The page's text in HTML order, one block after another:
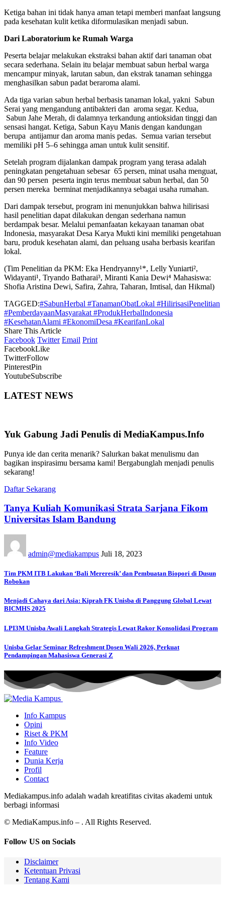
Ketiga bahan ini tidak hanya aman tetapi memberi manfaat langsung
pada kesehatan kulit ketika diformulasikan menjadi sabun.
Dari Laboratorium ke Rumah Warga
Peserta belajar melakukan ekstraksi bahan aktif dari tanaman obat
secara sederhana. Selain itu belajar membuat sabun herbal warga
mencampur minyak, larutan sabun, dan ekstrak tanaman sehingga
menghasilkan sabun padat beraroma alami.
Ada tiga varian sabun herbal berbasis tanaman lokal, yakni Sabun
Serai yang mengandung antibakteri dan aroma segar. Kedua,
Sabun Jahe Merah, di dalamnya terkandung antioksidan tinggi dan
sensasi hangat. Ketiga, Sabun Kayu Manis dengan kandungan
berupa antijamur dan aroma manis pedas. Semua varian tersebut
memiliki pH 5–6 sehingga aman untuk kulit sensitif.
Setelah program dijalankan dampak program yang terasa adalah
peningkatan pengetahuan sebesar 65 persen, minat usaha menguat,
dan 90 persen peserta ingin terus membuat sabun herbal, dan 50
persen mereka berminat menjadikannya sebagai usaha rumahan.
Dari dampak tersebut, program ini menunjukkan bahwa hilirisasi
hasil penelitian dapat dilakukan dengan sederhana namun
berdampak besar. Melalui pemanfaatan kekayaan tanaman obat
Indonesia, masyarakat Desa Karya Mukti kini memiliki pengetahuan
baru, produk kesehatan alami, dan peluang usaha berbasis kearifan
lokal.
(Tim Penelitian da PKM: Eka Hendryanny¹*, Lelly Yuniarti²,
Widayanti¹, Tryando Batharai³, Miranti Kania Dewi⁴ Mahasiswa:
Shofia Aristina Dewi, Safira, Zahra, Taharan, Imtisal, dan Hikmal)
TAGGED:#SabunHerbal #TanamanObatLokal #HilirisasiPenelitian
#PemberdayaanMasyarakat #ProdukHerbalIndonesia
#KesehatanAlami #EkonomiDesa #KearifanLokal
Share This Article
Facebook Twitter Email Print
FacebookLike
TwitterFollow
PinterestPin
YoutubeSubscribe
LATEST NEWS
Yuk Gabung Jadi Penulis di MediaKampus.Info
Punya ide dan cerita menarik? Salurkan bakat menulismu dan
bagikan inspirasimu bersama kami! Bergabunglah menjadi penulis
sekarang!
Daftar Sekarang
Tanya Kuliah Komunikasi Strata Sarjana Fikom
Universitas Islam Bandung
admin@mediakampus Juli 18, 2023
Tim PKM ITB Lakukan ‘Bali Mereresik’ dan Pembuatan Biopori di Dusun
Robokan
Menjadi Cahaya dari Asia: Kiprah FK Unisba di Panggung Global Lewat
BICMHS 2025
LPI3M Unisba Awali Langkah Strategis Lewat Rakor Konsolidasi Program
Unisba Gelar Seminar Refreshment Dosen Wali 2026, Perkuat
Pendampingan Mahasiswa Generasi Z
Info Kampus
Opini
Riset & PKM
Info Video
Feature
Dunia Kerja
Profil
Contact
Mediakampus.info adalah wadah kreatifitas civitas akademi untuk
berbagi informasi
© MediaKampus.info – . All Rights Reserved.
Follow US on Socials
Disclaimer
Ketentuan Privasi
Tentang Kami